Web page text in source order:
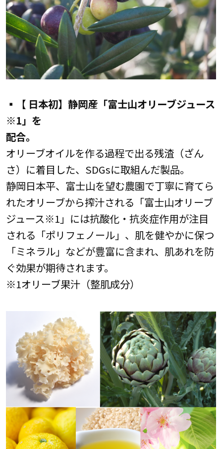
▪【 日本初】静岡産「富士山オリーブジュース
※1」を
配合。
オリーブオイルを作る過程で出る残渣（ざん
さ）に着目した、SDGsに取組んだ製品。
静岡日本平、富士山を望む農園で丁寧に育てら
れたオリーブから搾汁される「富士山オリーブ
ジュース※1」には抗酸化・抗炎症作用が注目
される「ポリフェノール」、肌を健やかに保つ
「ミネラル」などが豊富に含まれ、肌あれを防
ぐ効果が期待されます。
※1オリーブ果汁（整肌成分）